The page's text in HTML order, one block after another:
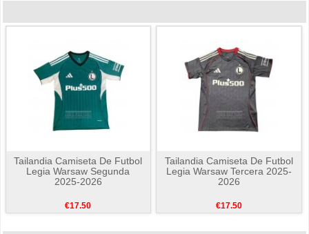
Tailandia Camiseta De Futbol
Legia Warsaw Segunda
2025-2026
€17.50
Tailandia Camiseta De Futbol
Legia Warsaw Tercera 2025-
2026
€17.50